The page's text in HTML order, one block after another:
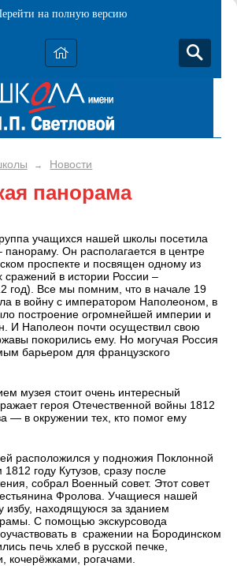
на полную версию
→ Новости
панорама
учащихся нашей школы посетила
Он располагается в центре
проспекте и посвящен одному из
сражений в истории России –
год). Все мы помним, что в начале 19
в войну с императором Наполеоном, в
построение огромнейшей империи и
И Наполеон почти осуществил свою
покорились ему. Но могучая Россия
барьером для французского
музея стоит очень интересный
героя Отечественной войны 1812
— в окружении тех, кто помог ему
расположился у подножия Поклонной
году Кутузов, сразу после
собрал Военный совет. Этот совет
Фролова. Учащиеся нашей
избу, находящуюся за зданием
С помощью экскурсовода
в сражении на Бородинском
печь хлеб в русской печке,
кочерёжками, рогачами.